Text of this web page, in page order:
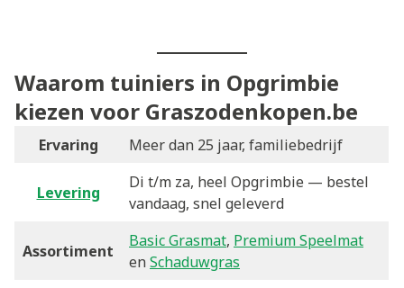
Waarom tuiniers in Opgrimbie
kiezen voor Graszodenkopen.be
Ervaring Meer dan 25 jaar, familiebedrijf
Levering
Di t/m za, heel Opgrimbie — bestel
vandaag, snel geleverd
Assortiment
Basic Grasmat, Premium Speelmat
en Schaduwgras